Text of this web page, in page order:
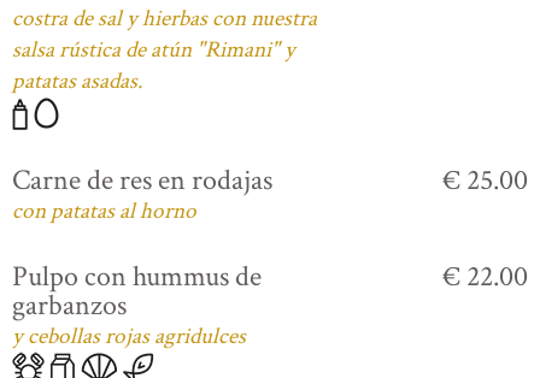
costra de sal y hierbas con nuestra
salsa rústica de atún "Rimani" y
patatas asadas.
Carne de res en rodajas
con patatas al horno
€ 25.00
Pulpo con hummus de
garbanzos
y cebollas rojas agridulces
€ 22.00